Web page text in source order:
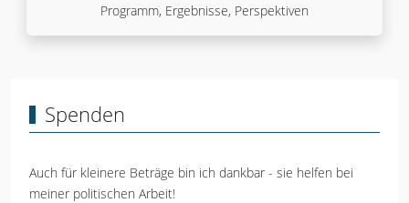
Programm, Ergebnisse, Perspektiven
Spenden
Auch für kleinere Beträge bin ich dankbar - sie helfen bei
meiner politischen Arbeit!